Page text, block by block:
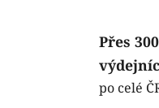
Přes
po celé